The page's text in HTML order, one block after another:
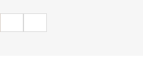
1,56 m
5,5 m